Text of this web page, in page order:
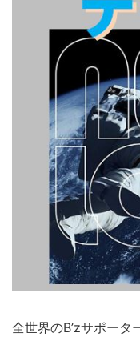
全世界のB’zサポータ